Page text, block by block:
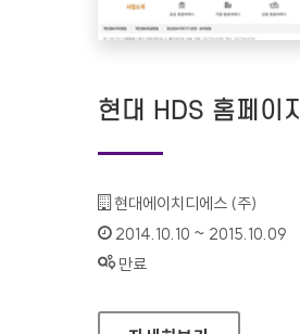
현대 HDS 홈페이지
기관명 :
현대에이치디에스 (주)
인증기간 :
2014.10.10 ~ 2015.10.09
상태 :
만료